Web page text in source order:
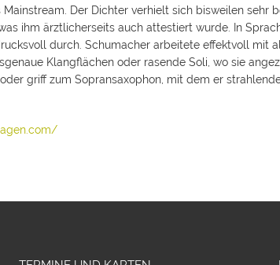
Der Dichter verhielt sich bisweilen sehr
ihm ärztlicherseits auch attestiert wurde. In
durch. Schumacher arbeitete effektvoll mit
Klangflächen oder rasende Soli, wo sie
griff zum Sopransaxophon, mit dem er